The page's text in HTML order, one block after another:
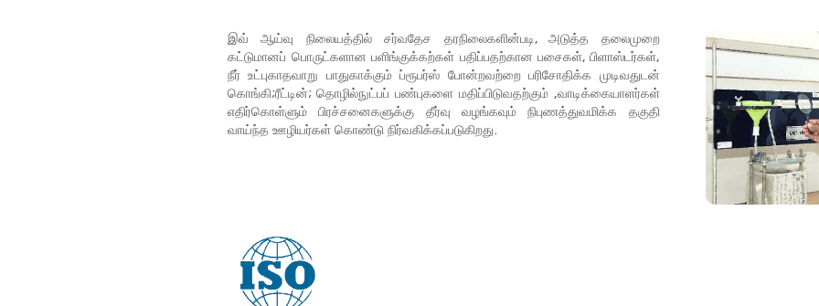
இவ் ஆய்வு நிலையத்தில் சர்வதேச தரநிலைகளின்படி, அடுத்த தலைமுறை
கட்டுமானப் பொருட்களான பளிங்குக்கற்கள் பதிப்பதற்கான பசைகள், பிளாஸ்டர்கள்,
நீர் உட்புகாதவாறு பாதுகாக்கும் ப்ரூபர்ஸ் போன்றவற்றை பரிசோதிக்க முடிவதுடன்
கொங்கி;ரீட்டின்; தொழில்நுட்பப் பண்புகளை மதிப்பிடுவதற்கும் ,வாடிக்கையாளர்கள்
எதிர்கொள்ளும் பிரச்சனைகளுக்கு தீர்வு வழங்கவும் நிபுணத்துவமிக்க தகுதி
வாய்ந்த ஊழியர்கள் கொண்டு நிர்வகிக்கப்படுகிறது.